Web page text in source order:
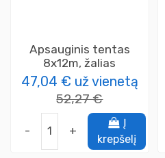
Apsauginis tentas
8x12m, žalias
47,04 € už vienetą
52,27 €
- +
Į
krepšelį